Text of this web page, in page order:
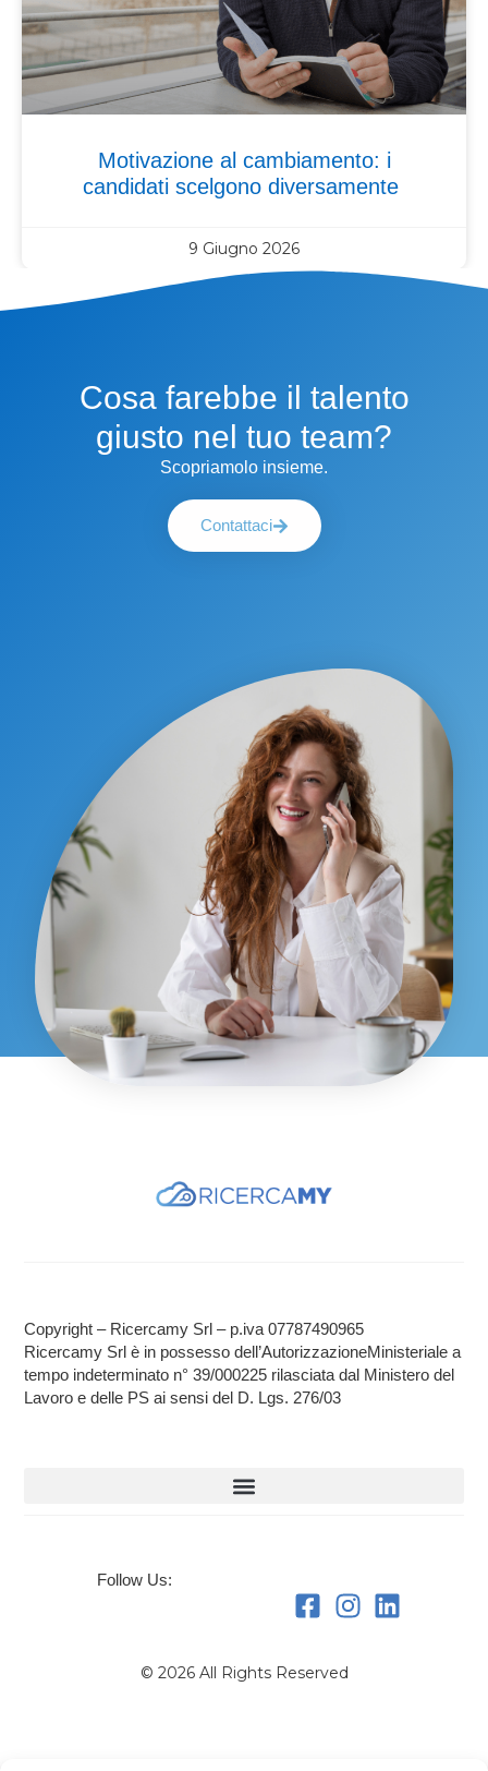
Motivazione al cambiamento: i
candidati scelgono diversamente
9 Giugno 2026
Cosa farebbe il talento
giusto nel tuo team?
Scopriamolo insieme.
Contattaci
Copyright – Ricercamy Srl – p.iva 07787490965
Ricercamy Srl è in possesso dell’AutorizzazioneMinisteriale a
tempo indeterminato n° 39/000225 rilasciata dal Ministero del
Lavoro e delle PS ai sensi del D. Lgs. 276/03
Follow Us:
© 2026 All Rights Reserved